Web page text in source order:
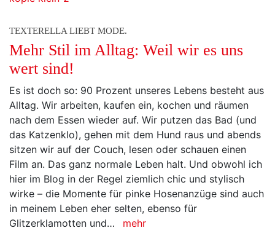
TEXTERELLA LIEBT MODE.
Mehr Stil im Alltag: Weil wir es uns
wert sind!
Es ist doch so: 90 Prozent unseres Lebens besteht aus
Alltag. Wir arbeiten, kaufen ein, kochen und räumen
nach dem Essen wieder auf. Wir putzen das Bad (und
das Katzenklo), gehen mit dem Hund raus und abends
sitzen wir auf der Couch, lesen oder schauen einen
Film an. Das ganz normale Leben halt. Und obwohl ich
hier im Blog in der Regel ziemlich chic und stylisch
wirke – die Momente für pinke Hosenanzüge sind auch
in meinem Leben eher selten, ebenso für
Glitzerklamotten und…
mehr